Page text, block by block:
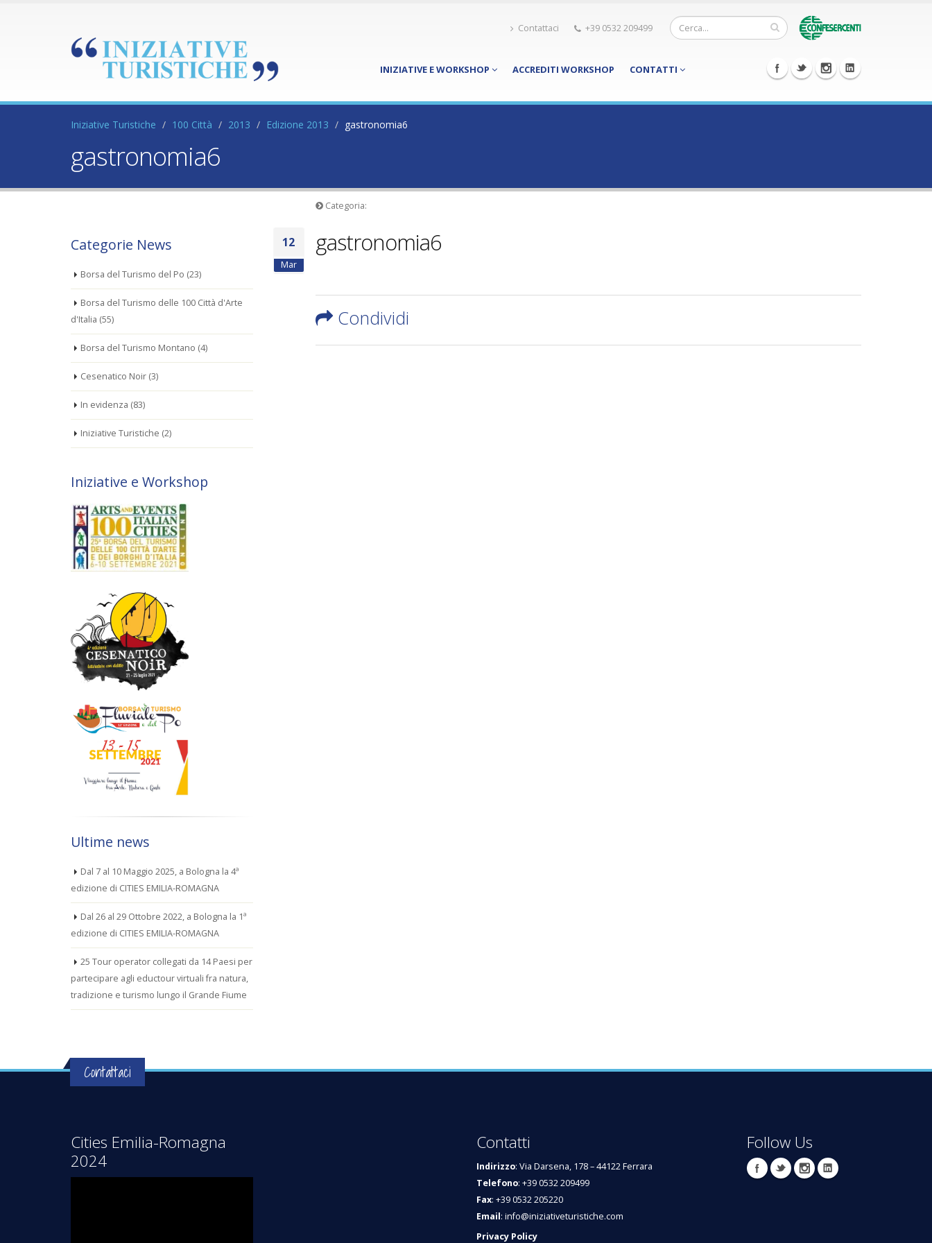
Contattaci +39 0532 209499
INIZIATIVE E WORKSHOP ACCREDITI WORKSHOP CONTATTI
Iniziative Turistiche 100 Città 2013 Edizione 2013 gastronomia6
gastronomia6
Categorie News
Borsa del Turismo del Po (23)
Borsa del Turismo delle 100 Città d'Arte
d'Italia (55)
Borsa del Turismo Montano (4)
Cesenatico Noir (3)
In evidenza (83)
Iniziative Turistiche (2)
Iniziative e Workshop
Ultime news
Dal 7 al 10 Maggio 2025, a Bologna la 4ª
edizione di CITIES EMILIA-ROMAGNA
Dal 26 al 29 Ottobre 2022, a Bologna la 1ª
edizione di CITIES EMILIA-ROMAGNA
25 Tour operator collegati da 14 Paesi per
partecipare agli eductour virtuali fra natura,
tradizione e turismo lungo il Grande Fiume
Categoria:
12
Mar
gastronomia6
Condividi
Contattaci
Cities Emilia-Romagna
2024
Contatti
Indirizzo: Via Darsena, 178 – 44122 Ferrara
Telefono: +39 0532 209499
Fax: +39 0532 205220
Email: info@iniziativeturistiche.com
Privacy Policy
Follow Us